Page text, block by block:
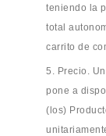
teniendo la
total
carrito de
5. Precio.
pone a
(los)